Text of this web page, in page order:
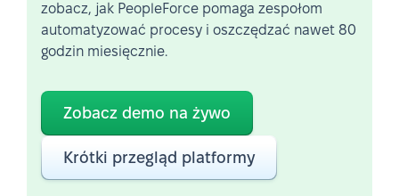
zobacz, jak PeopleForce pomaga zespołom
automatyzować procesy i oszczędzać nawet 80
godzin miesięcznie.
Zobacz demo na żywo
Krótki przegląd platformy